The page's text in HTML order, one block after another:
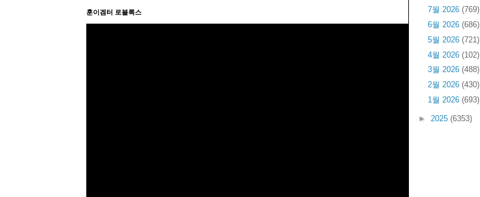
훈이겜터 로블록스
7월 2026 (769)
6월 2026 (686)
5월 2026 (721)
4월 2026 (102)
3월 2026 (488)
2월 2026 (430)
1월 2026 (693)
► 2025 (6353)